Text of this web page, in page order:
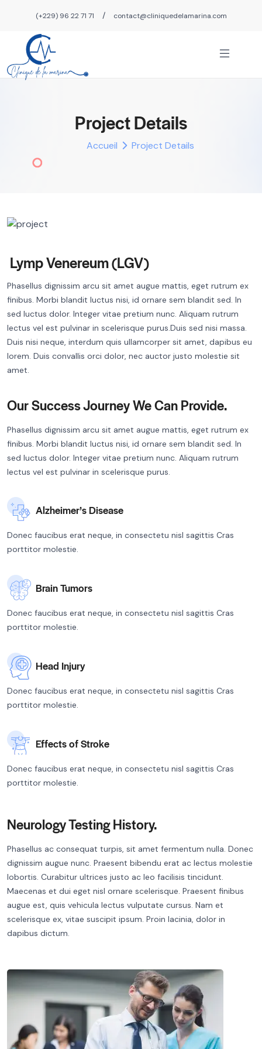
(+229) 96 22 71 71 / contact@cliniquedelamarina.com
Project Details
Accueil Project Details
Lymp Venereum (LGV)
Phasellus dignissim arcu sit amet augue mattis, eget rutrum ex
finibus. Morbi blandit luctus nisi, id ornare sem blandit sed. In
sed luctus dolor. Integer vitae pretium nunc. Aliquam rutrum
lectus vel est pulvinar in scelerisque purus.Duis sed nisi massa.
Duis nisi neque, interdum quis ullamcorper sit amet, dapibus eu
lorem. Duis convallis orci dolor, nec auctor justo molestie sit
amet.
Our Success Journey We Can Provide.
Phasellus dignissim arcu sit amet augue mattis, eget rutrum ex
finibus. Morbi blandit luctus nisi, id ornare sem blandit sed. In
sed luctus dolor. Integer vitae pretium nunc. Aliquam rutrum
lectus vel est pulvinar in scelerisque purus.
Alzheimer’s Disease
Donec faucibus erat neque, in consectetu nisl sagittis Cras
porttitor molestie.
Brain Tumors
Donec faucibus erat neque, in consectetu nisl sagittis Cras
porttitor molestie.
Head Injury
Donec faucibus erat neque, in consectetu nisl sagittis Cras
porttitor molestie.
Effects of Stroke
Donec faucibus erat neque, in consectetu nisl sagittis Cras
porttitor molestie.
Neurology Testing History.
Phasellus ac consequat turpis, sit amet fermentum nulla. Donec
dignissim augue nunc. Praesent bibendu erat ac lectus molestie
lobortis. Curabitur ultrices justo ac leo facilisis tincidunt.
Maecenas et dui eget nisl ornare scelerisque. Praesent finibus
augue est, quis vehicula lectus vulputate cursus. Nam et
scelerisque ex, vitae suscipit ipsum. Proin lacinia, dolor in
dapibus dictum.